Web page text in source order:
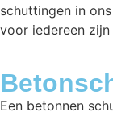
schuttingen in
voor iedereen
Een betonnen